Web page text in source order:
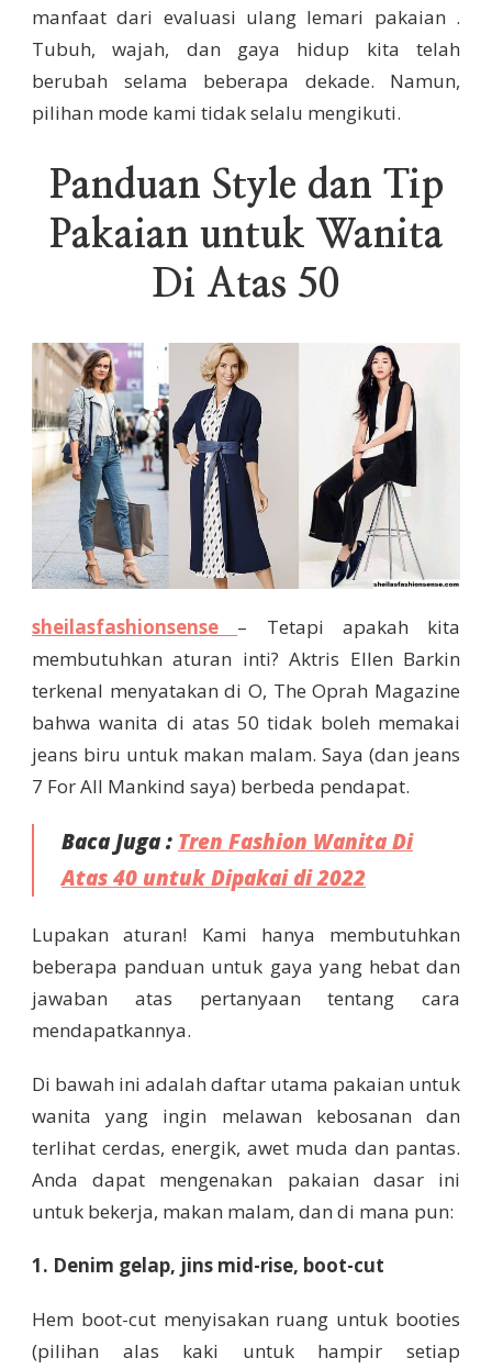
manfaat dari evaluasi ulang lemari pakaian .
Tubuh, wajah, dan gaya hidup kita telah
berubah selama beberapa dekade. Namun,
pilihan mode kami tidak selalu mengikuti.
Panduan Style dan Tip
Pakaian untuk Wanita
Di Atas 50
sheilasfashionsense
– Tetapi apakah kita
membutuhkan aturan inti? Aktris Ellen Barkin
terkenal menyatakan di O, The Oprah Magazine
bahwa wanita di atas 50 tidak boleh memakai
jeans biru untuk makan malam. Saya (dan jeans
7 For All Mankind saya) berbeda pendapat.
Baca Juga : Tren Fashion Wanita Di
Atas 40 untuk Dipakai di 2022
Lupakan aturan! Kami hanya membutuhkan
beberapa panduan untuk gaya yang hebat dan
jawaban atas pertanyaan tentang cara
mendapatkannya.
Di bawah ini adalah daftar utama pakaian untuk
wanita yang ingin melawan kebosanan dan
terlihat cerdas, energik, awet muda dan pantas.
Anda dapat mengenakan pakaian dasar ini
untuk bekerja, makan malam, dan di mana pun:
1. Denim gelap, jins mid-rise, boot-cut
Hem boot-cut menyisakan ruang untuk booties
(pilihan alas kaki untuk hampir setiap